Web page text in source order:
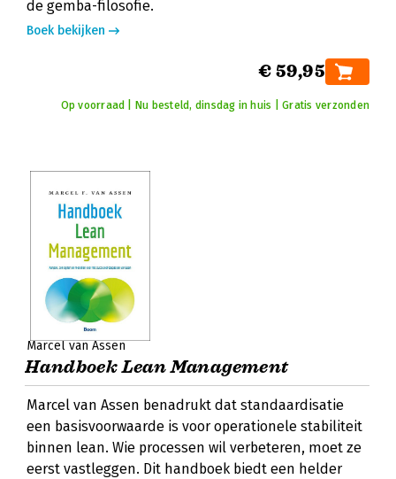
de gemba-filosofie.
Boek bekijken
€ 59,95
Op voorraad | Nu besteld, dinsdag in huis | Gratis verzonden
Marcel van Assen
Handboek Lean Management
Marcel van Assen benadrukt dat standaardisatie
een basisvoorwaarde is voor operationele stabiliteit
binnen lean. Wie processen wil verbeteren, moet ze
eerst vastleggen. Dit handboek biedt een helder